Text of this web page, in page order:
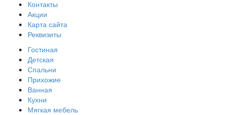
Контакты
Акции
Карта сайта
Реквизиты
Гостиная
Детская
Спальни
Прихожие
Ванная
Кухни
Мягкая мебель